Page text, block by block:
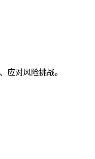
应对风险挑战。